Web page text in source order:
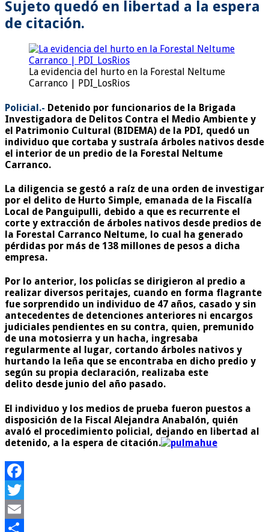
Sujeto quedó en libertad a la espera
de citación.
La evidencia del hurto en la Forestal Neltume
Carranco | PDI_LosRios
Policial.- Detenido por funcionarios de la Brigada
Investigadora de Delitos Contra el Medio Ambiente y
el Patrimonio Cultural (BIDEMA) de la PDI, quedó un
individuo que cortaba y sustraía árboles nativos desde
el interior de un predio de la Forestal Neltume
Carranco.
La diligencia se gestó a raíz de una orden de investigar
por el delito de Hurto Simple, emanada de la Fiscalía
Local de Panguipulli, debido a que es recurrente el
corte y extracción de árboles nativos desde predios de
la Forestal Carranco Neltume, lo cual ha generado
pérdidas por más de 138 millones de pesos a dicha
empresa.
Por lo anterior, los policías se dirigieron al predio a
realizar diversos peritajes, cuando en forma flagrante
fue sorprendido un individuo de 47 años, casado y sin
antecedentes de detenciones anteriores ni encargos
judiciales pendientes en su contra, quien, premunido
de una motosierra y un hacha, ingresaba
regularmente al lugar, cortando árboles nativos y
hurtando la leña que se encontraba en dicho predio y
según su propia declaración, realizaba este
delito desde junio del año pasado.
El individuo y los medios de prueba fueron puestos a
disposición de la Fiscal Alejandra Anabalón, quién
avaló el procedimiento policial, dejando en libertad al
detenido, a la espera de citación.
Facebook
Twitter
Email